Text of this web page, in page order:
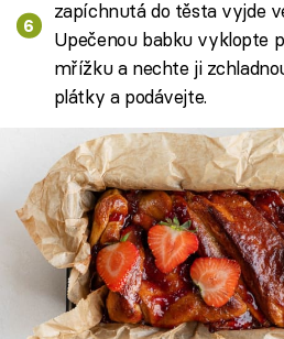
zapíchnutá do těsta vyjde
Upečenou babku vyklopte
mřížku a nechte ji
plátky a podávejte.